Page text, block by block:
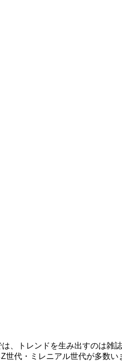
、トレンドを生み出すのは雑
代・ミレニアル世代が多数い